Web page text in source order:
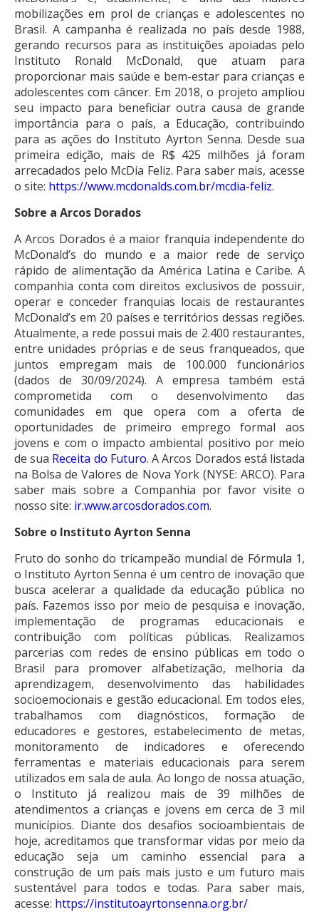
mobilizações em prol de crianças e adolescentes no
Brasil. A campanha é realizada no país desde 1988,
gerando recursos para as instituições apoiadas pelo
Instituto Ronald McDonald, que atuam para
proporcionar mais saúde e bem-estar para crianças e
adolescentes com câncer. Em 2018, o projeto ampliou
seu impacto para beneficiar outra causa de grande
importância para o país, a Educação, contribuindo
para as ações do Instituto Ayrton Senna. Desde sua
primeira edição, mais de R$ 425 milhões já foram
arrecadados pelo McDia Feliz. Para saber mais, acesse
o site: https://www.mcdonalds.com.br/mcdia-feliz.
Sobre a Arcos Dorados
A Arcos Dorados é a maior franquia independente do
McDonald’s do mundo e a maior rede de serviço
rápido de alimentação da América Latina e Caribe. A
companhia conta com direitos exclusivos de possuir,
operar e conceder franquias locais de restaurantes
McDonald’s em 20 países e territórios dessas regiões.
Atualmente, a rede possui mais de 2.400 restaurantes,
entre unidades próprias e de seus franqueados, que
juntos empregam mais de 100.000 funcionários
(dados de 30/09/2024). A empresa também está
comprometida com o desenvolvimento das
comunidades em que opera com a oferta de
oportunidades de primeiro emprego formal aos
jovens e com o impacto ambiental positivo por meio
de sua Receita do Futuro. A Arcos Dorados está listada
na Bolsa de Valores de Nova York (NYSE: ARCO). Para
saber mais sobre a Companhia por favor visite o
nosso site: ir.www.arcosdorados.com.
Sobre o Instituto Ayrton Senna
Fruto do sonho do tricampeão mundial de Fórmula 1,
o Instituto Ayrton Senna é um centro de inovação que
busca acelerar a qualidade da educação pública no
país. Fazemos isso por meio de pesquisa e inovação,
implementação de programas educacionais e
contribuição com políticas públicas. Realizamos
parcerias com redes de ensino públicas em todo o
Brasil para promover alfabetização, melhoria da
aprendizagem, desenvolvimento das habilidades
socioemocionais e gestão educacional. Em todos eles,
trabalhamos com diagnósticos, formação de
educadores e gestores, estabelecimento de metas,
monitoramento de indicadores e oferecendo
ferramentas e materiais educacionais para serem
utilizados em sala de aula. Ao longo de nossa atuação,
o Instituto já realizou mais de 39 milhões de
atendimentos a crianças e jovens em cerca de 3 mil
municípios. Diante dos desafios socioambientais de
hoje, acreditamos que transformar vidas por meio da
educação seja um caminho essencial para a
construção de um país mais justo e um futuro mais
sustentável para todos e todas. Para saber mais,
acesse: https://institutoayrtonsenna.org.br/